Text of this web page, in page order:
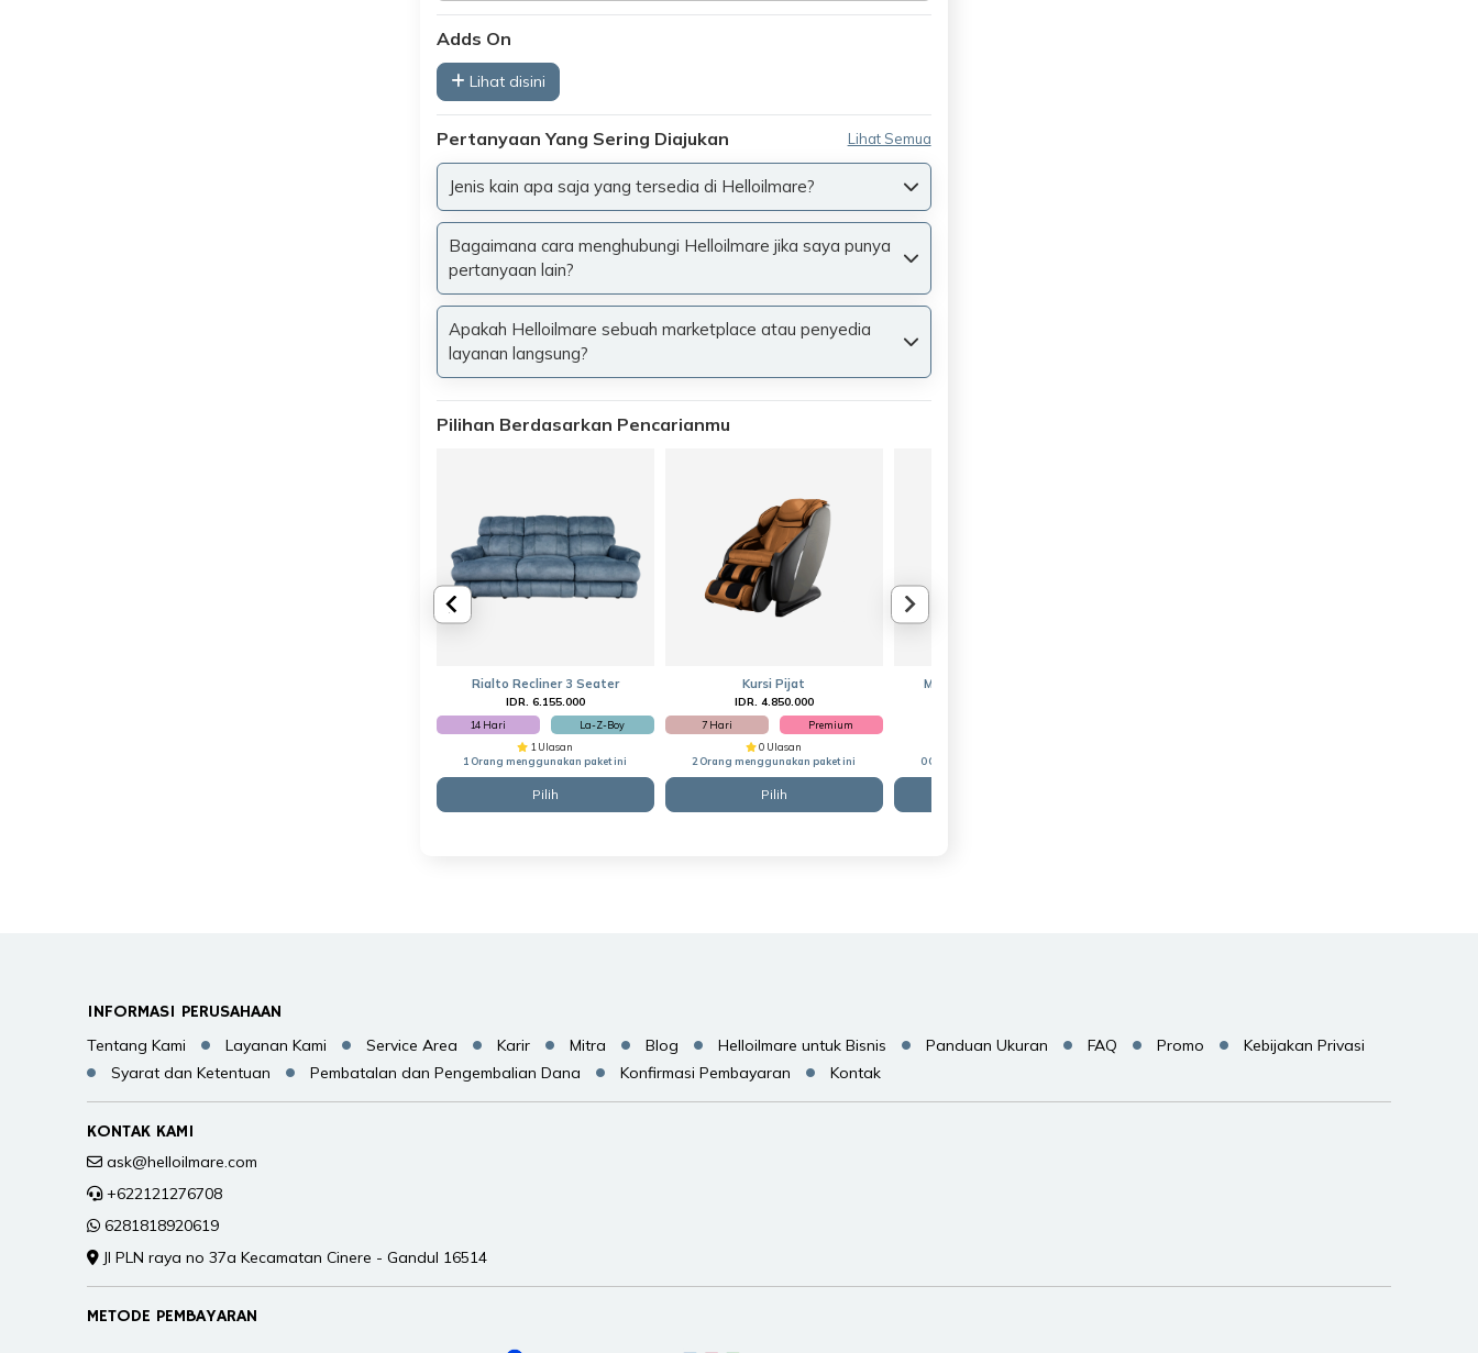
Adds On
Lihat disini
Pertanyaan Yang Sering Diajukan Lihat Semua
Jenis kain apa saja yang tersedia di Helloilmare?
Bagaimana cara menghubungi Helloilmare jika saya punya
pertanyaan lain?
Apakah Helloilmare sebuah marketplace atau penyedia
layanan langsung?
Pilihan Berdasarkan Pencarianmu
Rialto Recliner 3 Seater
IDR. 6.155.000
14 Hari
La-Z-Boy
1 Ulasan
1 Orang menggunakan paket ini
Pilih
Kursi Pijat
IDR. 4.850.000
7 Hari
Premium
0 Ulasan
2 Orang menggunakan paket ini
Pilih
Meja Manchester Recliner
0 Orang menggunakan paket ini
INFORMASI PERUSAHAAN
Tentang Kami Layanan Kami Service Area Karir Mitra Blog Helloilmare untuk Bisnis Panduan Ukuran FAQ Promo
Kebijakan Privasi
Syarat dan Ketentuan
Pembatalan dan Pengembalian Dana Konfirmasi Pembayaran Kontak
KONTAK KAMI
ask@helloilmare.com
+622121276708
6281818920619
Jl PLN raya no 37a Kecamatan Cinere - Gandul 16514
METODE PEMBAYARAN